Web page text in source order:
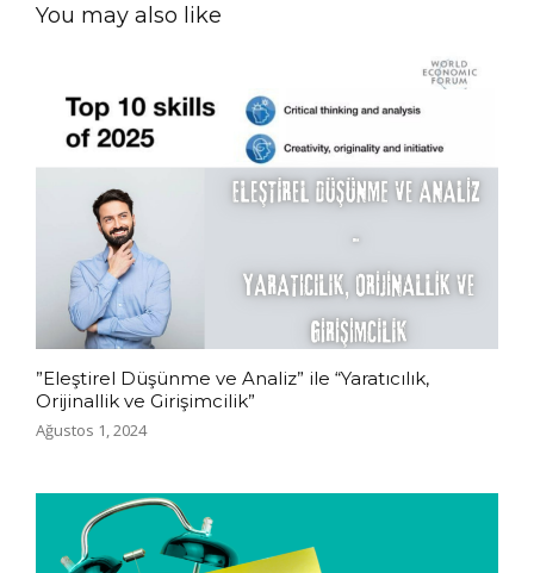
You may also like
”Eleştirel Düşünme ve Analiz” ile “Yaratıcılık,
Orijinallik ve Girişimcilik”
Ağustos 1, 2024